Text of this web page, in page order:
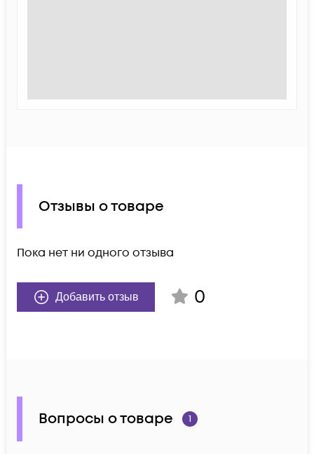
Отзывы о товаре
Пока нет ни одного отзыва
Добавить отзыв 0
Вопросы о товаре 1